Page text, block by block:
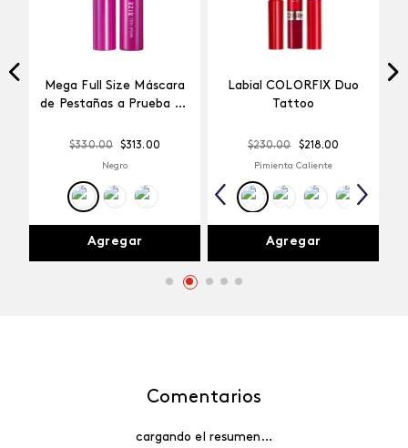
Mega Full Size Máscara
de Pestañas a Prueba de
$330.00 $313.00
Negro
Agregar
Labial COLORFIX Duo
Tattoo
$230.00 $218.00
Pimienta Caliente
Agregar
Comentarios
cargando el resumen…